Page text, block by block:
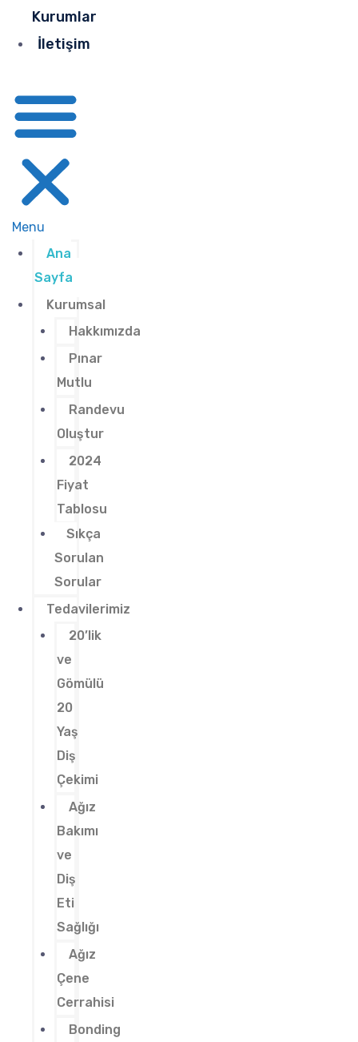
Kurumlar
İletişim
Menu
Ana
Sayfa
Kurumsal
Hakkımızda
Pınar
Mutlu
Randevu
Oluştur
2024
Fiyat
Tablosu
Sıkça
Sorulan
Sorular
Tedavilerimiz
20’lik
ve
Gömülü
20
Yaş
Diş
Çekimi
Ağız
Bakımı
ve
Diş
Eti
Sağlığı
Ağız
Çene
Cerrahisi
Bonding